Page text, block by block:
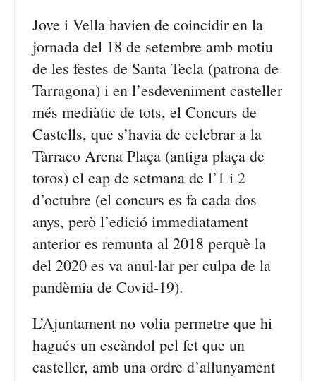
Jove i Vella havien de coincidir en la
jornada del 18 de setembre amb motiu
de les festes de Santa Tecla (patrona de
Tarragona) i en l’esdeveniment casteller
més mediàtic de tots, el Concurs de
Castells, que s’havia de celebrar a la
Tàrraco Arena Plaça (antiga plaça de
toros) el cap de setmana de l’1 i 2
d’octubre (el concurs es fa cada dos
anys, però l’edició immediatament
anterior es remunta al 2018 perquè la
del 2020 es va anul·lar per culpa de la
pandèmia de Covid-19).
L’Ajuntament no volia permetre que hi
hagués un escàndol pel fet que un
casteller, amb una ordre d’allunyament